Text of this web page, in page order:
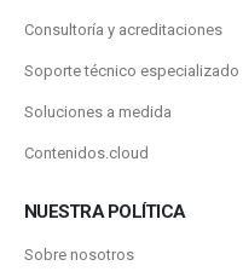
Consultoría y acreditaciones
Soporte técnico especializado
Soluciones a medida
Contenidos.cloud
NUESTRA POLÍTICA
Sobre nosotros